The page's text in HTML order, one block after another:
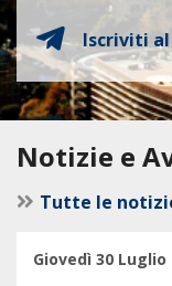
Iscriviti
Notizie e
Tutte le
Giovedì 30 Luglio